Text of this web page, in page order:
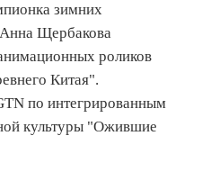
зимних
Щербакова
роликов
Китая".
по интегрированным
культуры "Ожившие